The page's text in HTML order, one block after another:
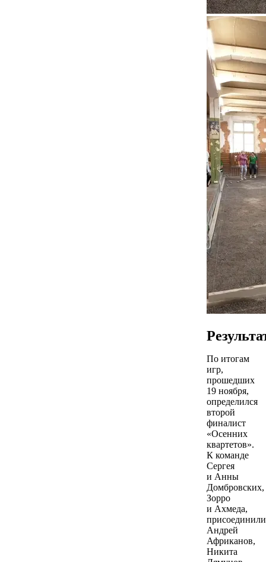
По итогам
игр,
прошедших
19 ноября,
определился
второй
финалист
«Осенних
квартетов».
К команде
Сергея
и Анны
Домбровских,
Зорро
и Ахмеда,
Андрей
Африканов,
Никита